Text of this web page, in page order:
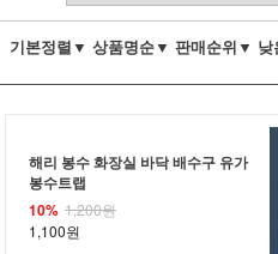
기본정렬▼ 상품명순▼ 판매순위▼
해리 봉수 화장실 바닥 배수구 유가
봉수트랩
10% 1,200원
1,100원